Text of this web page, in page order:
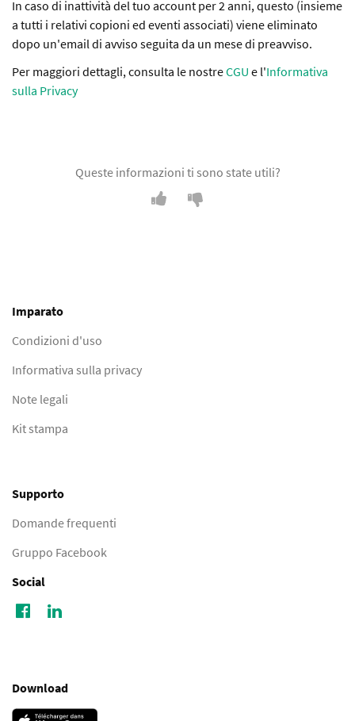
In caso di inattività del tuo account per 2 anni, questo (insieme
a tutti i relativi copioni ed eventi associati) viene eliminato
dopo un'email di avviso seguita da un mese di preavviso.
Per maggiori dettagli, consulta le nostreCGU e l'Informativa
sulla Privacy
Queste informazioni ti sono state utili?
Imparato
Condizioni d'uso
Informativa sulla privacy
Note legali
Kit stampa
Supporto
Domande frequenti
Gruppo Facebook
Social
Download